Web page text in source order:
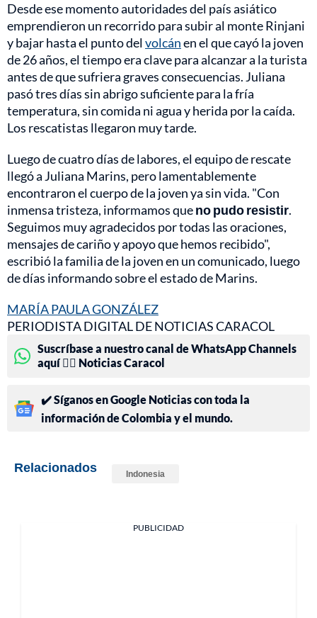
Desde ese momento autoridades del país asiático
emprendieron un recorrido para subir al monte Rinjani
y bajar hasta el punto delvolcánen el que cayó la joven
de 26 años, el tiempo era clave para alcanzar a la turista
antes de que sufriera graves consecuencias. Juliana
pasó tres días sin abrigo suficiente para la fría
temperatura, sin comida ni agua y herida por la caída.
Los rescatistas llegaron muy tarde.
Luego de cuatro días de labores, el equipo de rescate
llegó a Juliana Marins, pero lamentablemente
encontraron el cuerpo de la joven ya sin vida. "Con
inmensa tristeza, informamos queno pudo resistir.
Seguimos muy agradecidos por todas las oraciones,
mensajes de cariño y apoyo que hemos recibido",
escribió la familia de la joven en un comunicado, luego
de días informando sobre el estado de Marins.
MARÍA PAULA GONZÁLEZ
PERIODISTA DIGITAL DE NOTICIAS CARACOL
Suscríbase a nuestro canal de WhatsApp Channels
aquí 👉🏻 Noticias Caracol
✔️ Síganos en Google Noticias con toda la
información de Colombia y el mundo.
Relacionados Indonesia
PUBLICIDAD